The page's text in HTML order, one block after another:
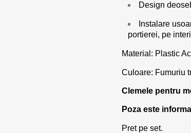
Design
Instalare
portierei, pe
Material: Plastic
Culoare: Fumuriu
Clemele pentru
Poza este
Pret pe set.